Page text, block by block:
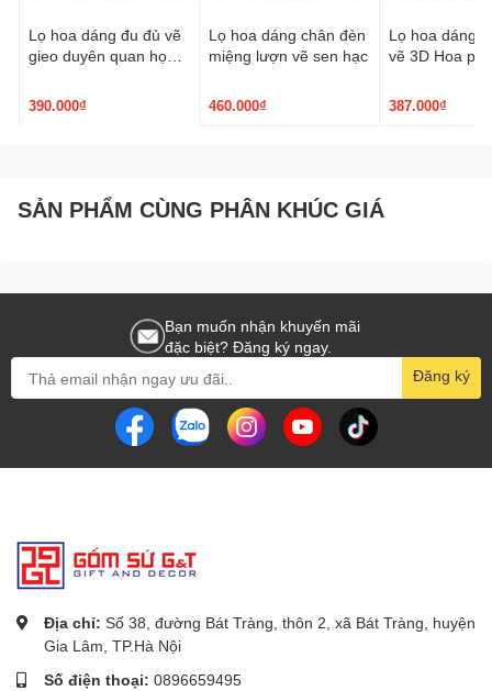
Lọ hoa dáng đu đủ vẽ
gieo duyên quan họ
390.000₫
Lọ hoa dáng chân đèn
miệng lượn vẽ sen hạc
460.000₫
Lọ hoa dáng
vẽ 3D Hoa
387.000₫
SẢN PHẨM CÙNG PHÂN KHÚC GIÁ
Bạn muốn nhận khuyến mãi
đặc biệt? Đăng ký ngay.
Đăng ký
Địa chỉ: Số 38, đường Bát Tràng, thôn 2, xã Bát Tràng, huyện
Gia Lâm, TP.Hà Nội
Số điện thoại: 0896659495